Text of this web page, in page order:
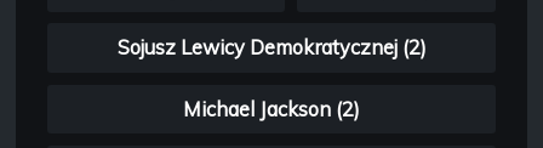
Sojusz Lewicy Demokratycznej (2)
Michael Jackson (2)